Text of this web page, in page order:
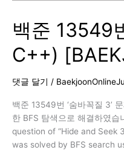
(트
리
순
회,
C++)
백준 13549
C++)
댓글 달기 /
백준 13549번 ‘숨바꼭질 3’
한 BFS 탐색으로 해결하였
question of “Hide and Seek
was solved by BFS search